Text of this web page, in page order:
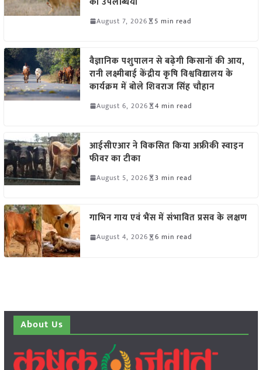
August 7, 2026 5 min read
वैज्ञानिक पशुपालन से बढ़ेगी किसानों की आय,
रानी लक्ष्मीबाई केंद्रीय कृषि विश्वविद्यालय के
कार्यक्रम में बोले शिवराज सिंह चौहान
August 6, 2026 4 min read
आईसीएआर ने विकसित किया अफ्रीकी स्वाइन
फीवर का टीका
August 5, 2026 3 min read
गाभिन गाय एवं भैंस में संभावित प्रसव के लक्षण
August 4, 2026 6 min read
About Us